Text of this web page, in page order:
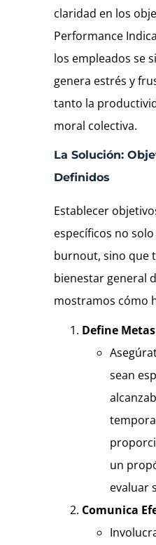
claridad en los
Performance
los empleados se
genera estrés y
tanto la
moral colectiva.
La Solución:
Definidos
Establecer
específicos no
burnout, sino que
bienestar general
mostramos cómo
Define
sean
un
evaluar
Comunica